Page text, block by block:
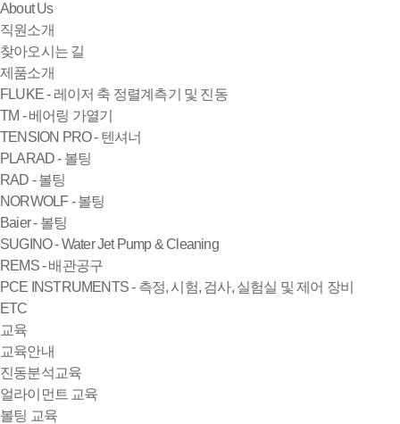
About Us
직원소개
찾아오시는 길
제품소개
FLUKE - 레이저 축 정렬계측기 및 진동
TM - 베어링 가열기
TENSION PRO - 텐셔너
PLARAD - 볼팅
RAD - 볼팅
NORWOLF - 볼팅
Baier - 볼팅
SUGINO - Water Jet Pump & Cleaning
REMS - 배관공구
PCE INSTRUMENTS - 측정, 시험, 검사, 실험실 및 제어 장비
ETC
교육
교육안내
진동분석교육
얼라이먼트 교육
볼팅 교육